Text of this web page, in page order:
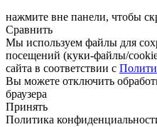
нажмите вне панели, чтобы
Сравнить
Мы используем файлы для
посещений (куки-файлы/
сайта в соответствии с
Вы можете отключить
браузера
Принять
Политика